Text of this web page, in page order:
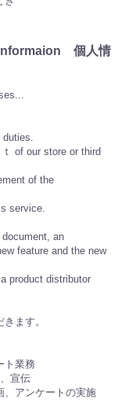
個人情
of our store or third
of the
service.
an
feature and the new
product distributor
ます。
ト業務
宣伝
、アンケートの実施